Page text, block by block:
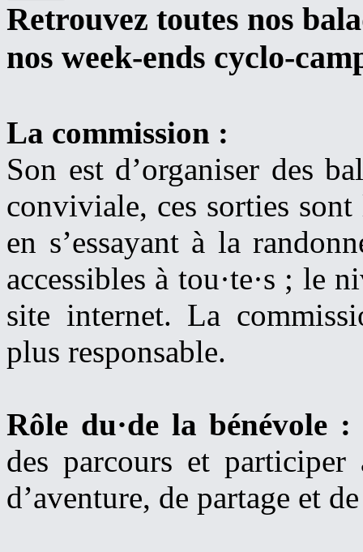
Retrouvez toutes nos
nos week-ends cyclo-
La commission :
Son est d’organiser des
conviviale, ces sorties
en s’essayant à la
accessibles à tou·te·s ; le
site internet. La
plus responsable.
Rôle du·de la bénévole :
des parcours et
d’aventure, de partage et